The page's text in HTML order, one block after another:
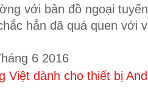
với bản đồ ngoại
hẳn đã quá quen với
6 2016
Việt dành cho thiết bị